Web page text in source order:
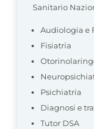
Sanitario
Audiologia e
Fisiatria
Psichiatria
Diagnosi e
Tutor DSA